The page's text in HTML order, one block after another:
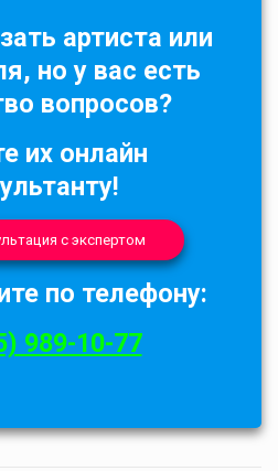
артиста или
но у вас есть
вопросов?
их онлайн
с экспертом
по телефону:
989-10-77